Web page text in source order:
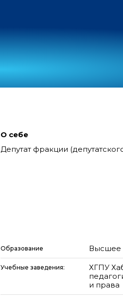
О себе
Депутат фракции
Образование Высшее
Учебные заведения:
ХГПУ
и права